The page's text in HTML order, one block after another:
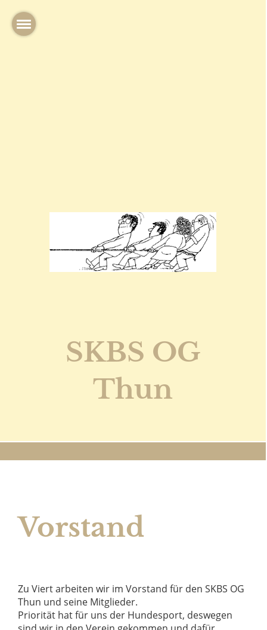
SKBS OG
Thun
Vorstand
Zu Viert arbeiten wir im Vorstand für den SKBS OG
Thun und seine Mitglieder.
Priorität hat für uns der Hundesport, deswegen